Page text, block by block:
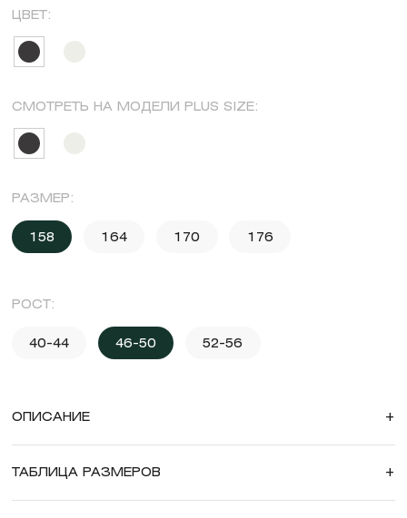
ЦВЕТ:
СМОТРЕТЬ НА МОДЕЛИ PLUS SIZE:
РАЗМЕР:
158 164 170 176
РОСТ:
40-44 46-50 52-56
ОПИСАНИЕ +
ТАБЛИЦА РАЗМЕРОВ +